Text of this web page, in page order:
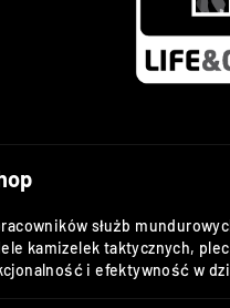
służb
kamizelek taktycznych,
i efektywność w